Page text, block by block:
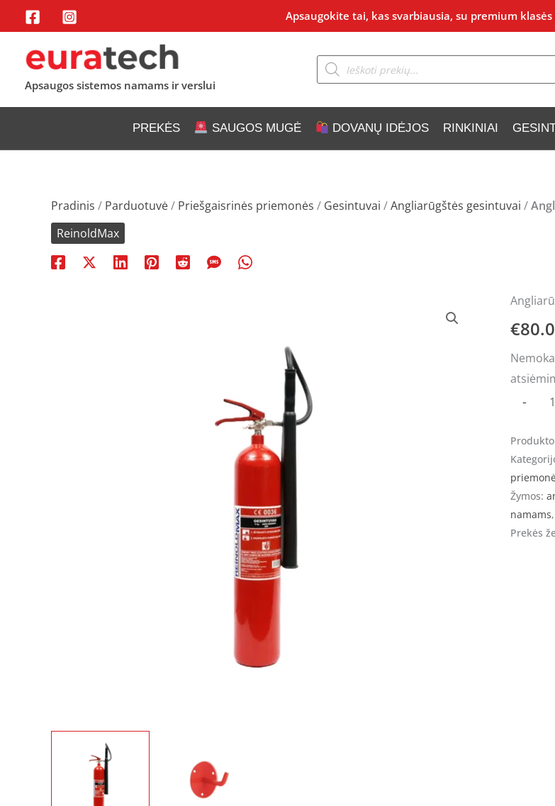
Pereiti
prie
turinio
Apsaugokite tai, kas svarbiausia, su premium
Apsaugos sistemos namams ir verslui
Products
search
PREKĖS SAUGOS MUGĖ DOVANŲ IDĖJOS RINKINIAI
Pradinis / Parduotuvė/ Priešgaisrinės priemonės / Gesintuvai /Angliarūgštės gesintuvai /
ReinoldMax
€
-
kiekis:
5kg
Žymos:
namams,
Prekės